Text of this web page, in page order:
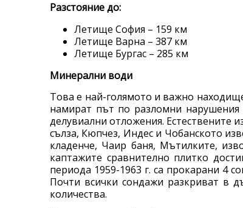
Разстояние до:
Летище София – 159 км
Летище Варна – 387 км
Летище Бургас – 285 км
Минерални води
Това е най-голямото и важно
намират път по разломни нарушения
делувиални отложения. Естествените
сълза, Кюпчез, Индес и Чобанското
кладенче, Чаир баня, Мътилките,
каптажите сравнително плитко
периода 1959-1963 г. са прокарани 4
Почти всички сондажи разкриват в
количества.